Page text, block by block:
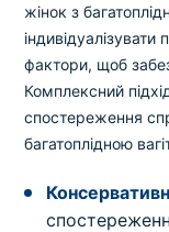
жінок з
фактори, щоб
Комплексний
спостереження
багатоплідною